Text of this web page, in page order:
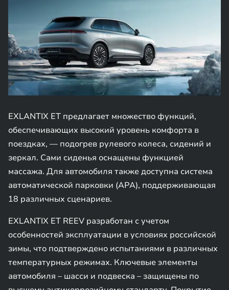
EXLANTIX ET предлагает множество функций,
обеспечивающих высокий уровень комфорта в
поездках, — подогрев рулевого колеса, сидений и
зеркал. Сами cиденья оснащены функцией
массажа. Для автомобиля также доступна система
автоматической парковки (APA), поддерживающая
18 различных сценариев.
EXLANTIX ET REEV разработан с учетом
особенностей эксплуатации в условиях российской
зимы, что подтверждено испытаниями в различных
температурных режимах. Ключевые элементы
автомобиля – шасси и подвеска – защищены по